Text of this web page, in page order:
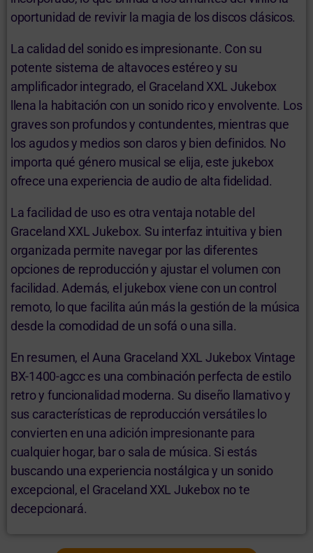
oportunidad de revivir la magia de los discos clásicos.
La calidad del sonido es impresionante. Con su
potente sistema de altavoces estéreo y su
amplificador integrado, el Graceland XXL Jukebox
llena la habitación con un sonido rico y envolvente. Los
graves son profundos y contundentes, mientras que
los agudos y medios son claros y bien definidos. No
importa qué género musical se elija, este jukebox
ofrece una experiencia de audio de alta fidelidad.
La facilidad de uso es otra ventaja notable del
Graceland XXL Jukebox. Su interfaz intuitiva y bien
organizada permite navegar por las diferentes
opciones de reproducción y ajustar el volumen con
facilidad. Además, el jukebox viene con un control
remoto, lo que facilita aún más la gestión de la música
desde la comodidad de un sofá o una silla.
En resumen, el Auna Graceland XXL Jukebox Vintage
‎BX-1400-agcc es una combinación perfecta de estilo
retro y funcionalidad moderna. Su diseño llamativo y
sus características de reproducción versátiles lo
convierten en una adición impresionante para
cualquier hogar, bar o sala de música. Si estás
buscando una experiencia nostálgica y un sonido
excepcional, el Graceland XXL Jukebox no te
decepcionará.